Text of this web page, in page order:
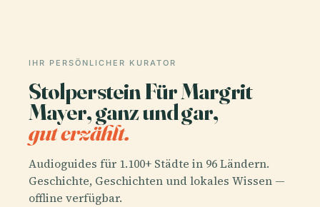
IHR PERSÖNLICHER KURATOR
Stolperstein Für Margrit
Mayer, ganz und gar,
gut erzählt.
Audioguides für 1.100+ Städte in 96 Ländern.
Geschichte, Geschichten und lokales Wissen —
offline verfügbar.